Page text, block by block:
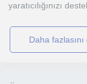
yaratıcılığınızı
daha